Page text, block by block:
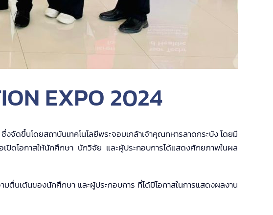
EXPO 2024
จัดขึ้นโดยสถาบันเทคโนโลยีพระจอมเกล้าเจ้าคุณทหารลาดกระบัง โดยมี
ปิดโอกาสให้นักศึกษา นักวิจัย และผู้ประกอบการได้แสดงศักยภาพในผล
ตื่นเต้นของนักศึกษา และผู้ประกอบการ ที่ได้มีโอกาสในการแสดงผลงาน